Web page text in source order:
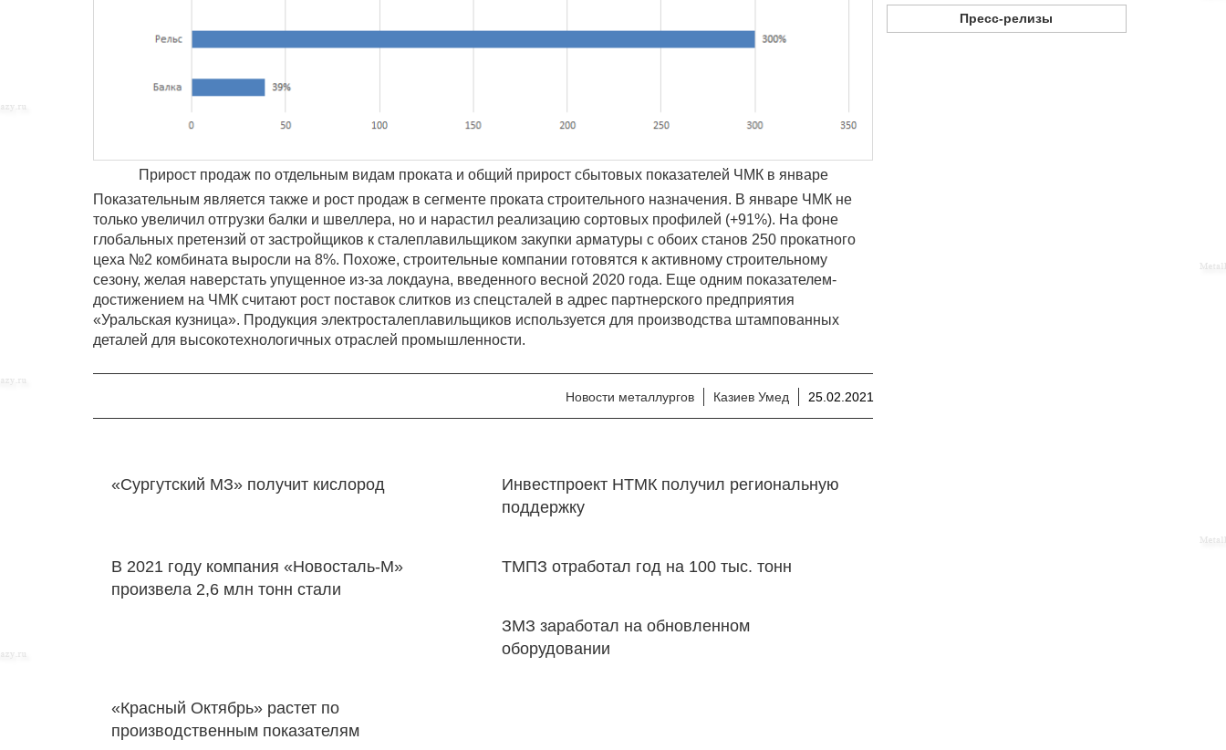
Прирост продаж по отдельным видам проката и общий прирост сбытовых показателей ЧМК в январе
Показательным является также и рост продаж в сегменте проката строительного назначения. В январе ЧМК не
только увеличил отгрузки балки и швеллера, но и нарастил реализацию сортовых профилей (+91%). На фоне
глобальных претензий от застройщиков к сталеплавильщиком закупки арматуры с обоих станов 250 прокатного
цеха №2 комбината выросли на 8%. Похоже, строительные компании готовятся к активному строительному
сезону, желая наверстать упущенное из-за локдауна, введенного весной 2020 года. Еще одним показателем-
достижением на ЧМК считают рост поставок слитков из спецсталей в адрес партнерского предприятия
«Уральская кузница». Продукция электросталеплавильщиков используется для производства штампованных
деталей для высокотехнологичных отраслей промышленности.
Новости металлургов Казиев Умед 25.02.2021
«Сургутский МЗ» получит кислород
Инвестпроект НТМК получил региональную
поддержку
В 2021 году компания «Новосталь-М»
произвела 2,6 млн тонн стали
ТМПЗ отработал год на 100 тыс. тонн
ЗМЗ заработал на обновленном
оборудовании
«Красный Октябрь» растет по
производственным показателям
Пресс-релизы